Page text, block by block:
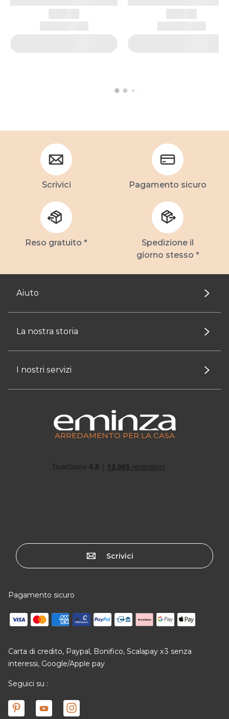
Scrivici Pagamento sicuro
Reso gratuito *
Spedizione il
giorno stesso *
Aiuto
La nostra storia
I nostri servizi
ARREDAMENTO PER LA CASA
Scrivici
Pagamento sicuro
Carta di credito, Paypal, Bonifico, Scalapay x3 senza
interessi, Google/Apple pay
Seguici su :